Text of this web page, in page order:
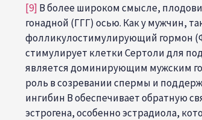
[9] В более широком смысле,
гонадной (ГГГ) осью. Как у мужчин,
фолликулостимулирующий гормон
стимулирует клетки Сертоли для
является доминирующим мужским
роль в созревании спермы и
ингибин B обеспечивает обратную
эстрогена, особенно эстрадиола,